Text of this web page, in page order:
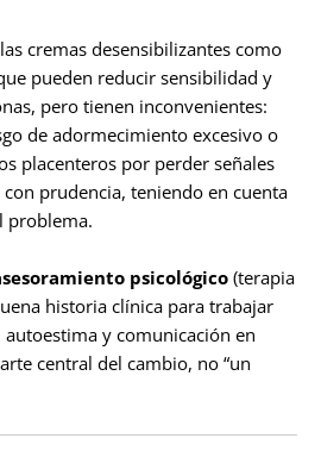
cremas desensibilizantes como
pueden reducir sensibilidad y
pero tienen inconvenientes:
de adormecimiento excesivo o
placenteros por perder señales
con prudencia, teniendo en cuenta
problema.
psicológico(terapia
historia clínica para trabajar
y comunicación en
central del cambio, no “un